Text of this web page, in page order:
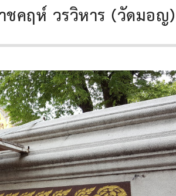
ชคฤห์ วรวิหาร (วัดมอญ